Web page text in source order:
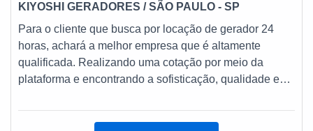
KIYOSHI GERADORES / SÃO PAULO - SP
Para o cliente que busca por locação de gerador 24
horas, achará a melhor empresa que é altamente
qualificada. Realizando uma cotação por meio da
plataforma e encontrando a sofisticação, qualidade e
LOCAÇÃO DE GERADOR 24 HORASQuem quer